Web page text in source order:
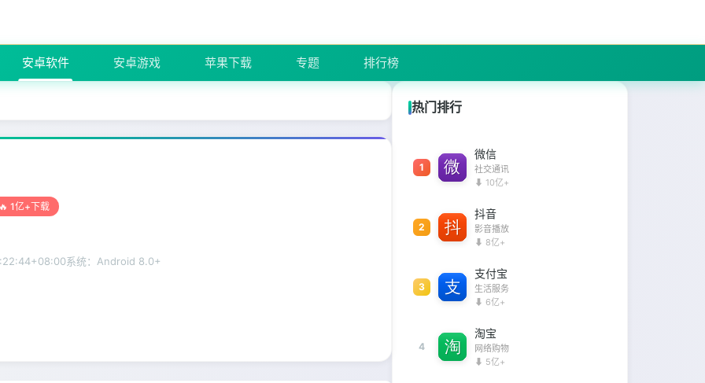
安卓软件 安卓游戏 苹果下载 专题 排行榜
1亿+下载
系统：Android 8.0+
热门排行
1
微信
社交通讯
⬇ 10亿+
2
抖音
影音播放
⬇ 8亿+
3
支付宝
生活服务
⬇ 6亿+
4
淘宝
网络购物
⬇ 5亿+